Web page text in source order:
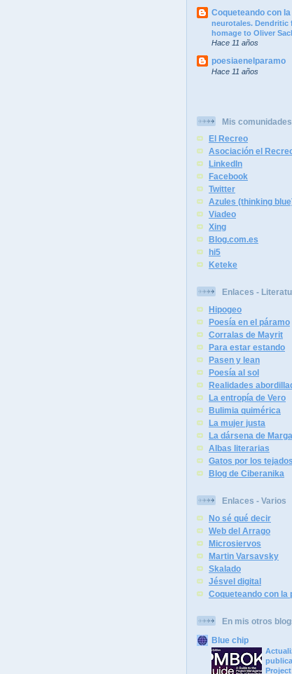
Coqueteando con
neurotales. Dendritic
homage to Oliver
Hace 11 años
poesiaenelparamo
Hace 11 años
Mis comunidades
El Recreo
Asociación el
LinkedIn
Facebook
Twitter
Azules (thinking
Viadeo
Xing
Blog.com.es
hi5
Keteke
Enlaces -
Hipogeo
Poesía en el páramo
Corralas de Mayrit
Para estar estando
Pasen y lean
Poesía al sol
Realidades
La entropía de Vero
Bulimia quimérica
La mujer justa
La dársena de
Albas literarias
Gatos por los tejados
Blog de Ciberanika
Enlaces - Varios
No sé qué decir
Web del Arrago
Microsiervos
Martin Varsavsky
Skalado
Jésvel digital
Coqueteando con la
En mis otros
Blue chip